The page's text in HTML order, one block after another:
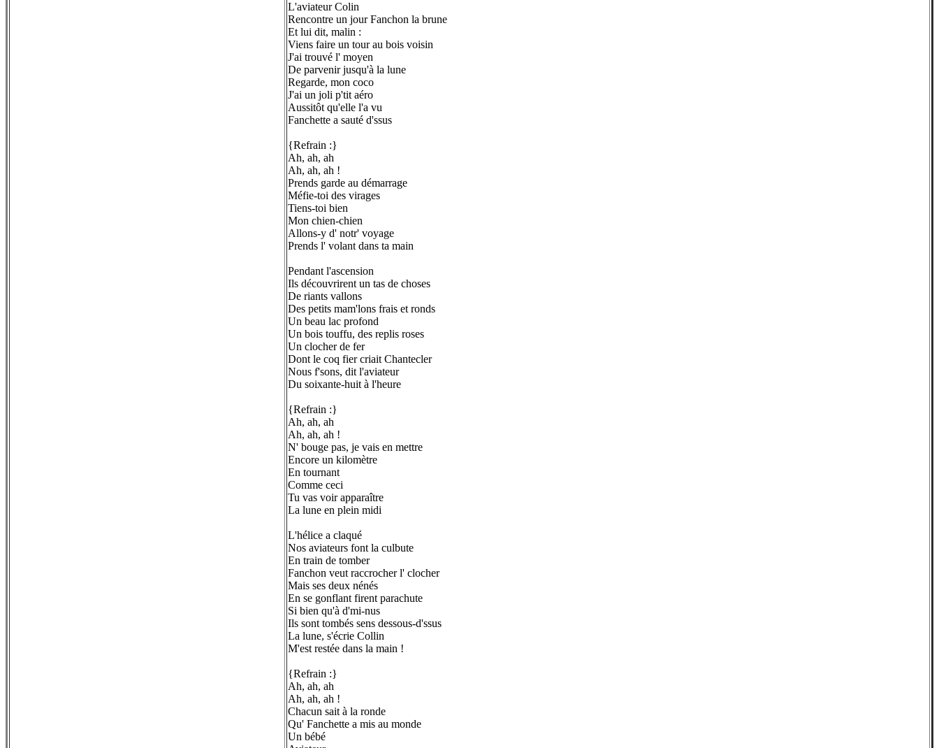
L'aviateur Colin
Rencontre un jour Fanchon la brune
Et lui dit, malin :
Viens faire un tour au bois voisin
J'ai trouvé l' moyen
De parvenir jusqu'à la lune
Regarde, mon coco
J'ai un joli p'tit aéro
Aussitôt qu'elle l'a vu
Fanchette a sauté d'ssus
{Refrain :}
Ah, ah, ah
Ah, ah, ah !
Prends garde au démarrage
Méfie-toi des virages
Tiens-toi bien
Mon chien-chien
Allons-y d' notr' voyage
Prends l' volant dans ta main
Pendant l'ascension
Ils découvrirent un tas de choses
De riants vallons
Des petits mam'lons frais et ronds
Un beau lac profond
Un bois touffu, des replis roses
Un clocher de fer
Dont le coq fier criait Chantecler
Nous f'sons, dit l'aviateur
Du soixante-huit à l'heure
{Refrain :}
Ah, ah, ah
Ah, ah, ah !
N' bouge pas, je vais en mettre
Encore un kilomètre
En tournant
Comme ceci
Tu vas voir apparaître
La lune en plein midi
L'hélice a claqué
Nos aviateurs font la culbute
En train de tomber
Fanchon veut raccrocher l' clocher
Mais ses deux nénés
En se gonflant firent parachute
Si bien qu'à d'mi-nus
Ils sont tombés sens dessous-d'ssus
La lune, s'écrie Collin
M'est restée dans la main !
{Refrain :}
Ah, ah, ah
Ah, ah, ah !
Chacun sait à la ronde
Qu' Fanchette a mis au monde
Un bébé